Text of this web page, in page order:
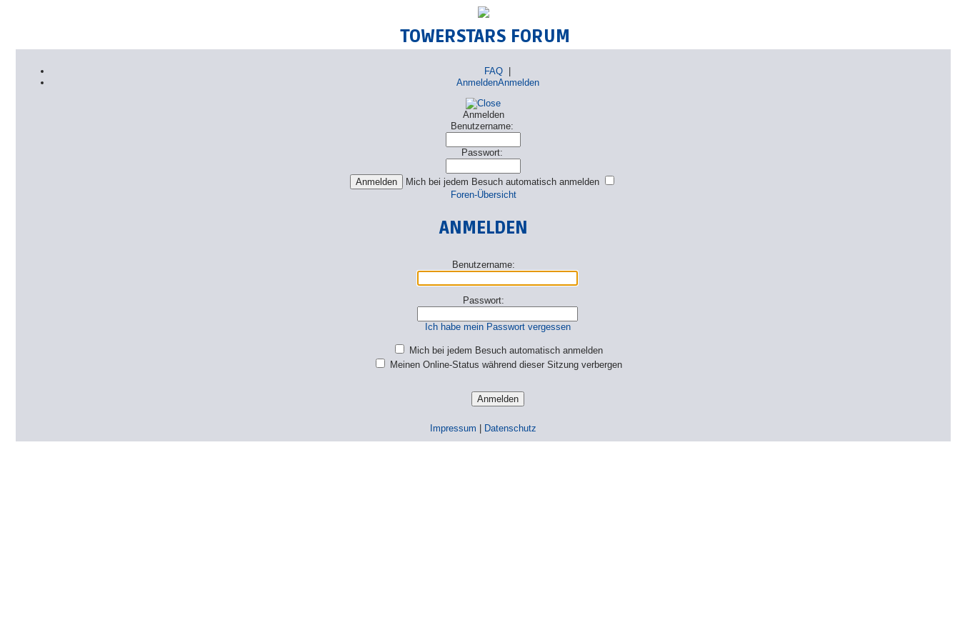
TOWERSTARS FORUM
FAQ |
AnmeldenAnmelden
Anmelden
Benutzername:
Passwort:
Mich bei jedem Besuch automatisch anmelden
Foren-Übersicht
ANMELDEN
Benutzername:
Passwort:
Ich habe mein Passwort vergessen
Mich bei jedem Besuch automatisch anmelden
Meinen Online-Status während dieser Sitzung verbergen
Impressum Datenschutz